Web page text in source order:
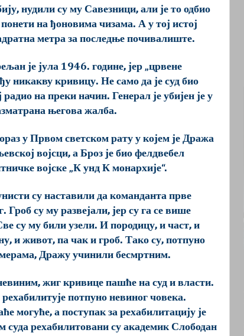
нудили су му Савезници, али је то одбио
на ђоновима чизама. А у тој истој
метра за последње почивалиште.
је јула 1946. године, јер „црвене
никакву кривицу. Не само да је суд био
на преки начин. Генерал је убијен је у
његова жалба.
у Првом светском рату у којем је Дража
војсци, а Броз је био фелдвебел
војске „К унд К монархије“.
су наставили да команданта прве
Гроб су му развејали, јер су га се више
су му били узели. И породицу, и част, и
и живот, па чак и гроб. Тако су, потпуно
Дражу учинили бесмртним.
жиг кривице пашће на суд и власти.
потпуно невиног човека.
могуће, а поступак за рехабилитацију је
суда рехабилитовани су академик Слободан